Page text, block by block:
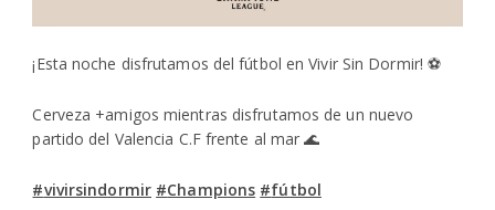
¡Esta noche disfrutamos del fútbol en Vivir Sin Dormir!⚽️
Cerveza +amigos mientras disfrutamos de un nuevo
partido del Valencia C.F frente al mar🌊
#vivirsindormir #Champions #fútbol